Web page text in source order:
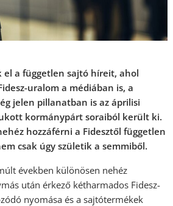
a független sajtó híreit, ahol
uralom a médiában is, a
jelen pillanatban is az áprilisi
kormánypárt soraiból került ki.
hozzáférni a Fidesztől független
csak úgy születik a semmiből.
években különösen nehéz
után érkező kétharmados Fidesz-
nyomása és a sajtótermékek